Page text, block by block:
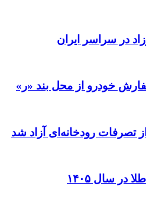
در سراسر ایران
خودرو از محل بند «ر»
در سال ۱۴۰۵